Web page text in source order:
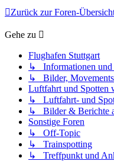
Zurück zur Foren-
Gehe zu
Flughafen Stuttgart
↳ Informationen und
↳ Bilder, Movements
Luftfahrt und Spotten
↳ Luftfahrt- und
↳ Bilder & Berichte
Sonstige Foren
↳ Off-Topic
↳ Trainspotting
↳ Treffpunkt und